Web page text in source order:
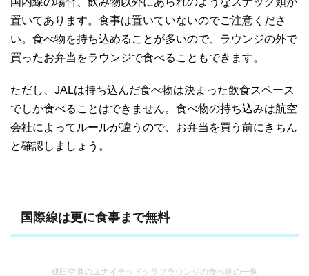
置いてあります。食事は置いていないのでご注意くださ
い。食べ物を持ち込めることが多いので、ラウンジの外で
買ったお弁当をラウンジで食べることもできます。
ただし、JALは持ち込んだ食べ物は決まった飲食スペース
でしか食べることはできません。食べ物の持ち込みは航空
会社によってルールが違うので、お弁当を買う前にきちん
と確認しましょう。
国際線は更に食事まで無料
成田空港のユナイテッドクラブラウンジの食べ物の一例